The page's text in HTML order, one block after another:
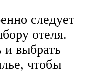
следует
отеля.
выбрать
чтобы